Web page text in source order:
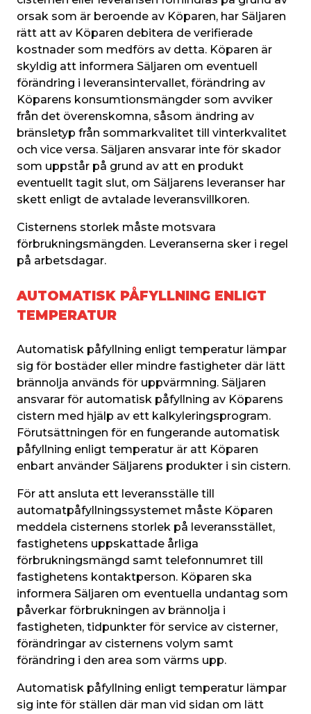
orsak som är beroende av Köparen, har Säljaren
rätt att av Köparen debitera de verifierade
kostnader som medförs av detta. Köparen är
skyldig att informera Säljaren om eventuell
förändring i leveransintervallet, förändring av
Köparens konsumtionsmängder som avviker
från det överenskomna, såsom ändring av
bränsletyp från sommarkvalitet till vinterkvalitet
och vice versa. Säljaren ansvarar inte för skador
som uppstår på grund av att en produkt
eventuellt tagit slut, om Säljarens leveranser har
skett enligt de avtalade leveransvillkoren.
Cisternens storlek måste motsvara
förbrukningsmängden. Leveranserna sker i regel
på arbetsdagar.
AUTOMATISK PÅFYLLNING ENLIGT
TEMPERATUR
Automatisk påfyllning enligt temperatur lämpar
sig för bostäder eller mindre fastigheter där lätt
brännolja används för uppvärmning. Säljaren
ansvarar för automatisk påfyllning av Köparens
cistern med hjälp av ett kalkyleringsprogram.
Förutsättningen för en fungerande automatisk
påfyllning enligt temperatur är att Köparen
enbart använder Säljarens produkter i sin cistern.
För att ansluta ett leveransställe till
automatpåfyllningssystemet måste Köparen
meddela cisternens storlek på leveransstället,
fastighetens uppskattade årliga
förbrukningsmängd samt telefonnumret till
fastighetens kontaktperson. Köparen ska
informera Säljaren om eventuella undantag som
påverkar förbrukningen av brännolja i
fastigheten, tidpunkter för service av cisterner,
förändringar av cisternens volym samt
förändring i den area som värms upp.
Automatisk påfyllning enligt temperatur lämpar
sig inte för ställen där man vid sidan om lätt